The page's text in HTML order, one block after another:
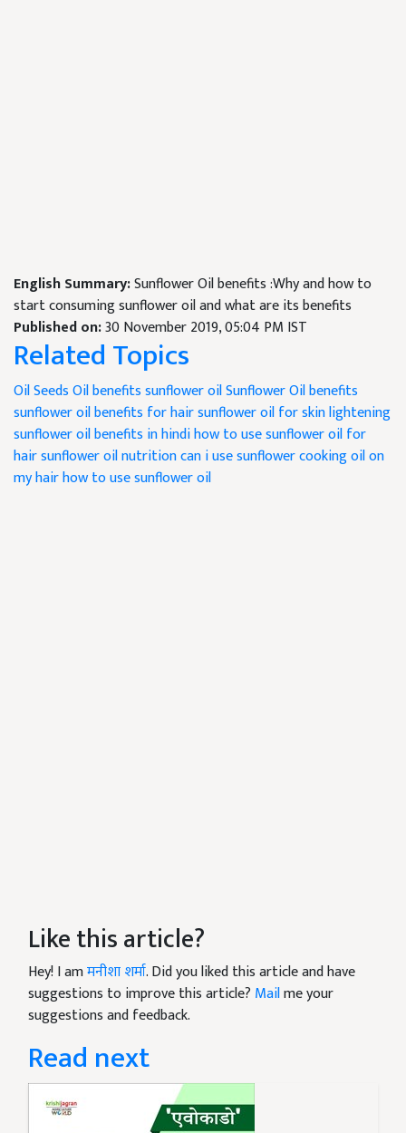
English Summary:Sunflower Oil benefits :Why and how to
start consuming sunflower oil and what are its benefits
Published on:30 November 2019, 05:04 PM IST
Related Topics
Oil SeedsOil benefitssunflower oilSunflower Oil benefits
sunflower oil benefits for hairsunflower oil for skin lightening
sunflower oil benefits in hindihow to use sunflower oil for
hairsunflower oil nutritioncan i use sunflower cooking oil on
my hairhow to use sunflower oil
Like this article?
Hey! I amमनीशा शर्मा. Did you liked this article and have
suggestions to improve this article? Mailme your
suggestions and feedback.
Read next